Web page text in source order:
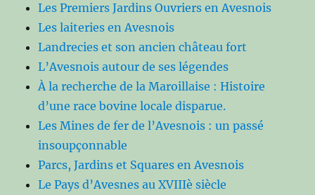
Les Premiers Jardins Ouvriers en Avesnois
Les laiteries en Avesnois
Landrecies et son ancien château fort
L’Avesnois autour de ses légendes
À la recherche de la Maroillaise : Histoire
d’une race bovine locale disparue.
Les Mines de fer de l’Avesnois : un passé
insoupçonnable
Parcs, Jardins et Squares en Avesnois
Le Pays d’Avesnes au XVIIIè siècle